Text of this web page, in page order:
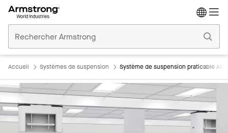
Plafonds
Commerciaux
Accueil Systèmes de suspension Système de suspension praticable